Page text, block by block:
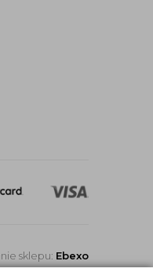
sklepu: Ebexo